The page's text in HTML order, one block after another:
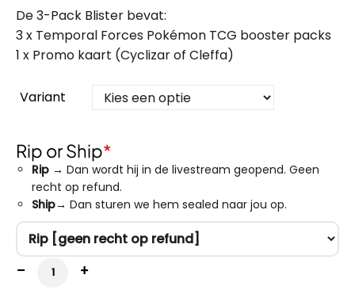
De 3-Pack Blister bevat:
3 x Temporal Forces Pokémon TCG booster packs
1 x Promo kaart (Cyclizar of Cleffa)
Variant
*
Rip or Ship
Rip → Dan wordt hij in de livestream geopend. Geen
recht op refund.
Ship→ Dan sturen we hem sealed naar jou op.
Temporal Forces 3-Pack Blister aantal